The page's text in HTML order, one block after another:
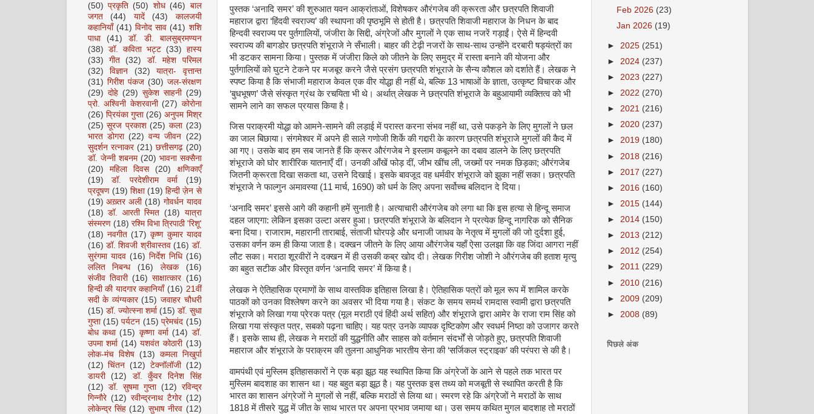
पुस्तक ‘अनादि समर’ की शुरुआत यवन आक्रांताओं, विशेषकर औरंगजेब की क्रूरता और छत्रपति शिवाजी
महाराज द्वारा ‘हिंदवी स्वराज्य’ की स्थापना की पृष्ठभूमि से होती है। छत्रपति शिवाजी महाराज के निधन के बाद
हिन्दवी स्वराज्य पर पुर्तगालियों, जंजीरा के सिद्दी, अंग्रेजों और मुगलों ने एक साथ नजरें गड़ाईं। ऐसे में हिन्दवी
स्वराज्य की बागडोर छत्रपति शंभूराजे ने सँभाली। बाहर की टेढ़ी नजरों के साथ-साथ उन्होंने दरबारी षड्यंत्रों का
भी डटकर सामना किया। पुस्तक में जंजीरा किले को जीतने के लिए समुद्र में रास्ता बनाने की योजना और
पुर्तगालियों को घुटने टेकने पर मजबूर करने जैसे प्रसंग छत्रपति शंभूराजे के सैन्य कौशल को दर्शाते हैं। लेखक ने
स्पष्ट किया है कि संभाजी महाराज केवल एक वीर योद्धा ही नहीं थे, बल्कि 13 भाषाओं के ज्ञाता, उत्कृष्ट विचारक और
‘बुधभूषण’ जैसे संस्कृत ग्रंथ के रचयिता भी थे। अर्थात् लेखक ने छत्रपति शंभूराजे के बहुआयामी व्यक्तित्व को भी
सामने लाने का सफल प्रयास किया है।
जिस पराक्रमी योद्धा को आमने-सामने की लड़ाई में परास्त करना संभव नहीं था, उसे पकड़ने के लिए मुगलों ने छल
का जाल बिछाया। संगमेश्वर में अपने ही साले गणोजी शिर्के की गद्दारी के कारण छत्रपति शंभूराजे मुगलों की कैद में
आ गए। उसके बाद हम सब जानते हैं कि क्रूर औरंगजेब ने इस्लाम कबूलने का दबाव डालने के लिए छत्रपति
शंभूराजे को घोर शारीरिक यातनाएँ दीं। उनकी आँखें फोड़ दीं, जीभ खींच ली, जख्मों पर नमक छिड़का; औरंगजेब
जितनी क्रूरता दिखा सकता था, उसने दिखाई। इसके बावजूद वह धर्मवीर शंभूराजे को झुका नहीं सका। छत्रपति
शंभूराजे ने फाल्गुन अमावस्या (11 मार्च, 1690) को धर्म के लिए अपना सर्वोच्च बलिदान दे दिया।
‘अनादि समर’ इससे आगे की कहानी हमें सुनाती है। अत्याचारी औरंगजेब को लगा था कि इस हत्या से हिन्दू समाज
दहल जाएगा: लेकिन इसका उल्टा असर हुआ। छत्रपति शंभूराजे के बलिदान ने प्रत्येक हिन्दू नागरिक को सैनिक
बना दिया। राजाराम, महारानी ताराबाई, संताजी घोरपड़े और धनाजी जाधव के नेतृत्व में मुगलों की जो दुर्दशा हुई,
उसका वर्णन कम ही किया जाता है। दक्खन जीतने के लिए आया औरंगजेब यहाँ ऐसा उलझा कि वह जिंदा आगरा नहीं
लौट सका। मराठा शूरवीरों ने दक्खन में ही उसकी कब्र खोद दी। लेखक गिरीश जोशी ने औरंगजेब की हताश मृत्यु
का बहुत सटीक और विस्तृत वर्णन ‘अनादि समर’ में किया है।
लेखक ने ऐतिहासिक प्रमाणों के साथ वास्तविक इतिहास लिखा है। ऐतिहासिक पत्रों को मूल रूप में शामिल करके
पाठकों को उनका विश्लेषण करने का अवसर भी दिया गया है। संकट के समय समर्थ रामदास स्वामी द्वारा छत्रपति
शंभूराजे को लिखा गया प्रेरक पत्र (मूल मराठी एवं हिंदी अर्थ सहित) और शंभूराजे द्वारा आमेर के राजा राम सिंह को
लिखा गया संस्कृत पत्र, सबको पढ़ना चाहिए। यह पत्र उनके व्यापक दृष्टिकोण और स्वधर्म निष्ठा को उजागर करते
हैं। इसके साथ ही, लेखक ने मराठों की युद्धनीति और साहस को वर्तमान संदर्भों से जोड़ते हुए, छत्रपति शिवाजी
महाराज और शंभूराजे के पराक्रम की तुलना आधुनिक भारतीय सेना की ‘सर्जिकल स्ट्राइक’ की परंपरा से की है।
वामपंथी एवं मुस्लिम इतिहासकारों ने एक बड़ा झूठ यह स्थापित किया कि अंग्रेजों के आने से पहले तक भारत पर
मुस्लिम बादशाह का शासन था। यह बहुत बड़ा झूठ है। यह पुस्तक इस तथ्य को मजबूती से स्थापित करती है कि
भारत का शासन अंग्रेजों ने मुगलों से नहीं, बल्कि मराठों से लिया था। स्मरण रहे कि अंग्रेजों ने मराठों के साथ
1818 में तीसरे युद्ध में जीत के साथ भारत पर अपना प्रभाव जमाया था। उस समय कथित मुगल बादशाह तो मराठों
(50) प्रकृति (50) शोध (46) बाल
जगत
(44) यादें (43)
कालजयी
कहानियाँ (41) विनोद साव (41) शशि
पाधा
(41)
डॉ. डी. बालसुब्रमण्यन
(38) डॉ. कविता भट्ट (33) हास्य
(33)
गीत (32)
डॉ. महेश परिमल
(32)
विज्ञान (32)
यात्रा- वृत्तान्त
(31) गिरीश पंकज (30) जल-संरक्षण
(29) दोहे (29) सुकेश साहनी (29)
प्रो. अश्विनी केशरवानी (27) कोरोना
(26) प्रियंका गुप्ता (26) अनुपम मिश्र
(25) सूरज प्रकाश (25) कला (23)
भारत डोगरा (22) वन्य जीवन (22)
सुदर्शन रत्नाकर (21) छत्तीसगढ़ (20)
डॉ. जेन्नी शबनम (20) भावना सक्सैना
(20)
महिला दिवस (20)
क्षणिकाएँ
(19)
डॉ. परदेशीराम वर्मा
(19)
प्रदूषण (19) शिक्षा (19) हिन्दी ज़ेन से
(19) अख़्तर अली (18) गोवर्धन यादव
(18) डॉ. आरती स्मित (18) यात्रा
संस्मरण (18) रश्मि विभा त्रिपाठी 'रिशू'
(18) नवगीत (17) कृष्ण कुमार यादव
(16) डॉ. शिवजी श्रीवास्तव (16) डॉ.
सुरंगमा यादव (16) निर्देश निधि (16)
ललित निबन्ध
(16) लेखक
(16)
संजीव तिवारी (16) साक्षात्कार (16)
हिन्दी की यादगार कहानियाँ (16) 21वीं
सदी के व्यंग्यकार (15) जवाहर चौधरी
(15) डॉ. ज्योत्स्ना शर्मा (15) डॉ. सुधा
गुप्ता (15) पर्यटन (15) प्रेमचंद (15)
बोध कथा (15) कृष्णा वर्मा (14) डॉ.
उपमा शर्मा (14) यशवंत कोठारी (13)
लोक-मंच विशेष
(13) कमला निखुर्पा
(12) चिंतन (12) टेक्नॉलॉजी
(12)
डायरी
(12)
डॉ. कुँवर दिनेश सिंह
(12) डॉ. सुषमा गुप्ता (12) रविन्द्र
गिन्नौरे (12) रवीन्द्रनाथ टैगोर (12)
लोकेन्द्र सिंह (12) सुभाष नीरव (12)
Feb 2026 (23)
Jan 2026 (19)
► 2025 (251)
► 2024 (237)
► 2023 (227)
► 2022 (270)
► 2021 (216)
► 2020 (237)
► 2019 (180)
► 2018 (216)
► 2017 (227)
► 2016 (160)
► 2015 (144)
► 2014 (150)
► 2013 (212)
► 2012 (254)
► 2011 (229)
► 2010 (216)
► 2009 (209)
► 2008 (89)
पिछले अंक